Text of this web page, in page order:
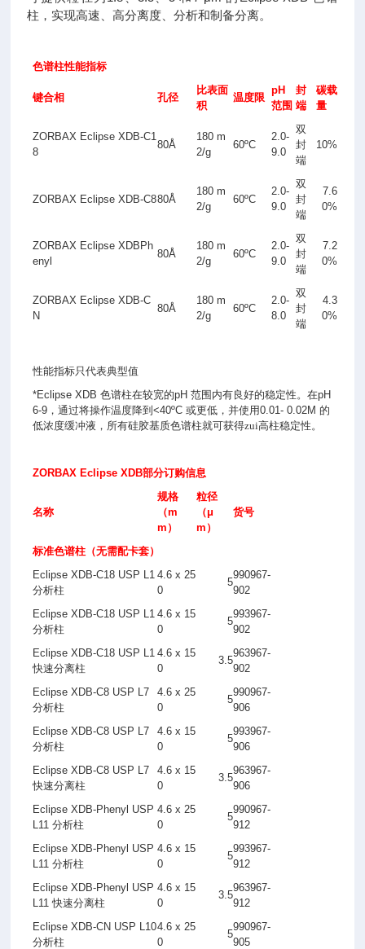
柱，实现高速、高分离度、分析和制备分离。
色谱柱性能指标
键合相 孔径
比表面
积
温度限
pH
范围
封
端
碳载
量
ZORBAX Eclipse XDB-C1
8
80Å
180 m
2/g
60ºC
2.0-
9.0
双
封
端
10%
ZORBAX Eclipse XDB-C880Å
180 m
2/g
60ºC
2.0-
9.0
双
封
端
7.6
0%
ZORBAX Eclipse XDBPh
enyl
80Å
180 m
2/g
60ºC
2.0-
9.0
双
封
端
7.2
0%
ZORBAX Eclipse XDB-C
N
80Å
180 m
2/g
60ºC
2.0-
8.0
双
封
端
4.3
0%
性能指标只代表典型值
*Eclipse XDB 色谱柱在较宽的pH 范围内有良好的稳定性。在pH
6-9，通过将操作温度降到 <40ºC 或更低，并使用0.01- 0.02M 的
低浓度缓冲液，所有硅胶基质色谱柱就可获得zui高柱稳定性。
ZORBAX Eclipse XDB部分订购信息
名称
规格
（m
m）
粒径
（μ
m）
货号
标准色谱柱（无需配卡套）
Eclipse XDB-C18 USP L1
分析柱
4.6 x 25
0
5
990967-
902
Eclipse XDB-C18 USP L1
分析柱
4.6 x 15
0
5
993967-
902
Eclipse XDB-C18 USP L1
快速分离柱
4.6 x 15
0
3.5
963967-
902
Eclipse XDB-C8 USP L7
分析柱
4.6 x 25
0
5
990967-
906
Eclipse XDB-C8 USP L7
分析柱
4.6 x 15
0
5
993967-
906
Eclipse XDB-C8 USP L7
快速分离柱
4.6 x 15
0
3.5
963967-
906
Eclipse XDB-Phenyl USP
L11 分析柱
4.6 x 25
0
5
990967-
912
Eclipse XDB-Phenyl USP
L11 分析柱
4.6 x 15
0
5
993967-
912
Eclipse XDB-Phenyl USP
L11快速分离柱
4.6 x 15
0
3.5
963967-
912
Eclipse XDB-CN USP L10
分析柱
4.6 x 25
0
5
990967-
905